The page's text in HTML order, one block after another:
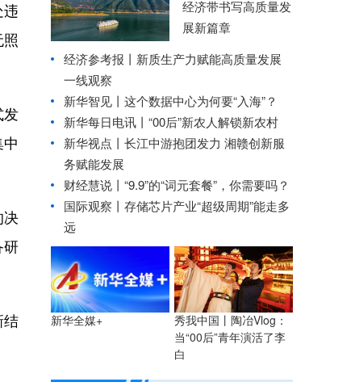
违
发
决
研
结
经济带书写高质量发
展新篇章
经济参考报丨 新质生产力赋能高质量发展
一线观察
新华智见丨这个数据中心为何要“入海”？
新华每日电讯丨 “00后”新农人解锁新农村
新华视点丨 长江中游抱团发力 湘赣创新服
务赋能发展
财经慧说丨“9.9”的“词元套餐”，你需要吗？
国际观察丨 存储芯片产业“超级周期”能走多
远
新华全媒+
秀我中国丨陶冶Vlog：
当“00后”青年演活了李
白